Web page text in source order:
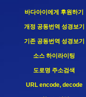
바다아이에게 후원하기
개정 공동번역 성경보기
기존 공동번역 성경보기
소스 하이라이팅
도로명 주소검색
URL encode, decode